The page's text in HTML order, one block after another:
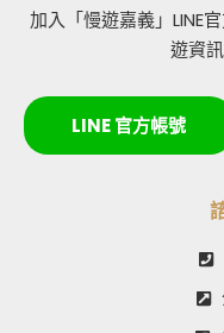
加入「慢遊嘉義」LINE
遊資訊
LINE 官方帳號